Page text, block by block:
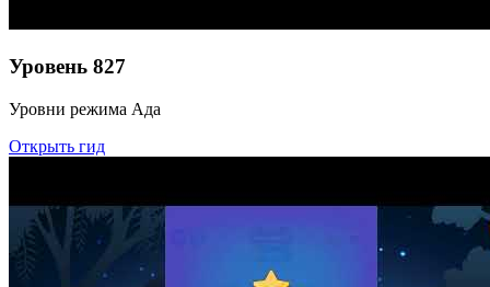
Уровень 827
Уровни режима Ада
Открыть гид